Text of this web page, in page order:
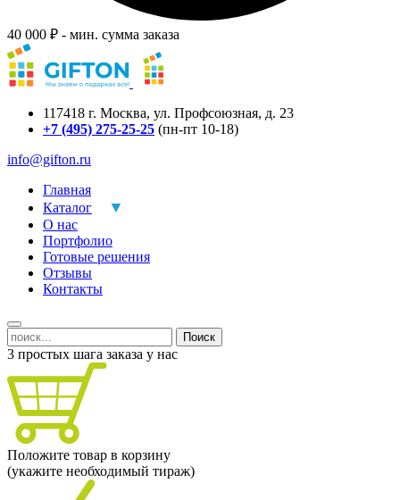
40 000 ₽ - мин. сумма заказа
117418 г. Москва, ул. Профсоюзная, д. 23
+7 (495) 275-25-25 (пн-пт 10-18)
info@gifton.ru
Главная
Каталог
О нас
Портфолио
Готовые решения
Отзывы
Контакты
Поиск
3 простых шага заказа у нас
Положите товар в корзину
(укажите необходимый тираж)